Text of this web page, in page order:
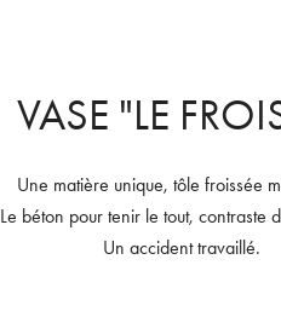
VASE "LE
Une matière unique, tôle froissée
Le béton pour tenir le tout, contraste
Un accident travaillé.